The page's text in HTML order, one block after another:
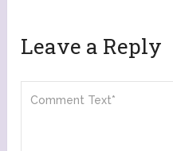
Leave a Reply